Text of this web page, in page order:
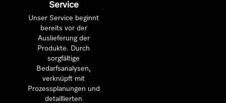
Service
Unser Service beginnt
bereits vor der
Auslieferung der
Produkte. Durch
sorgfältige
Bedarfsanalysen,
verknüpft mit
Prozessplanungen und
detaillierten